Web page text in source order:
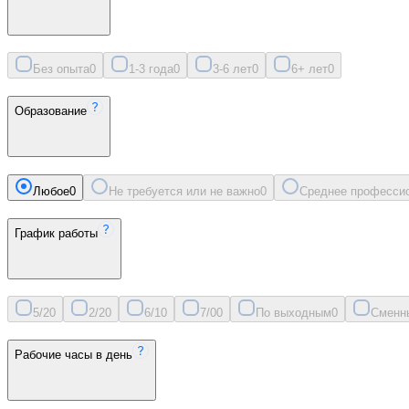
Без опыта0 1-3 года0 3-6 лет0 6+ лет0
Образование
Любое0 Не требуется или не важно0 Среднее
График работы
5/20 2/20 6/10 7/00 По выходным0
Рабочие часы в день